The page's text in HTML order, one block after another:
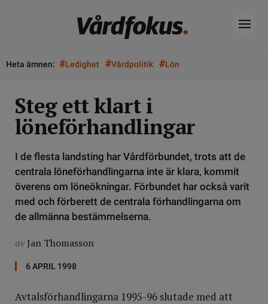
Heta ämnen: #Ledighet #Vårdpolitik #Lön
Steg ett klart i
löneförhandlingar
I de flesta landsting har Vårdförbundet, trots att de
centrala löneförhandlingarna inte är klara, kommit
överens om löneökningar. Förbundet har också varit
med och förberett de centrala förhandlingarna om
de allmänna bestämmelserna.
av Jan Thomasson
6 APRIL 1998
Avtalsförhandlingarna 1995-96 slutade med att